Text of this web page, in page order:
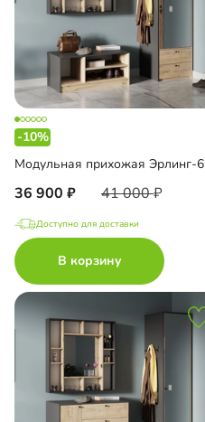
-10%
Модульная прихожая Эрлинг-6
36 900 41 000
Доступно для доставки
В корзину